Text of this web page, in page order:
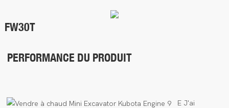
PERFORMANCE DU PRODUIT
EJ'ai
FW30T